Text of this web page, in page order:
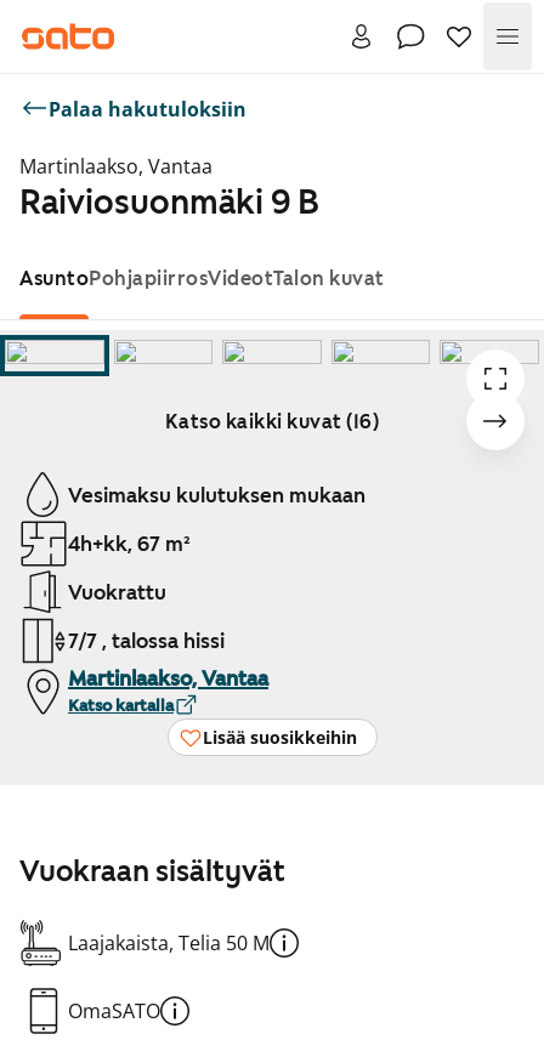
Palaa hakutuloksiin
Martinlaakso, Vantaa
Raiviosuonmäki 9 B
AsuntoPohjapiirrosVideotTalon kuvat
Katso kaikki kuvat (16)
Näytetään dia 1 / 16
Vesimaksu kulutuksen mukaan
4h+kk, 67 m²
Vuokrattu
7/7 , talossa hissi
Martinlaakso, Vantaa
Katso kartalla
Lisää suosikkeihin
Vuokraan sisältyvät
Laajakaista, Telia 50 M
OmaSATO